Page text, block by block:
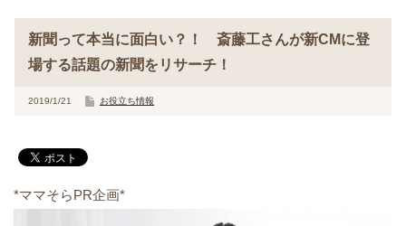
新聞って本当に面白い？！ 斎藤工さんが新CMに登
場する話題の新聞をリサーチ！
2019/1/21 お役立ち情報
*ママそらPR企画*